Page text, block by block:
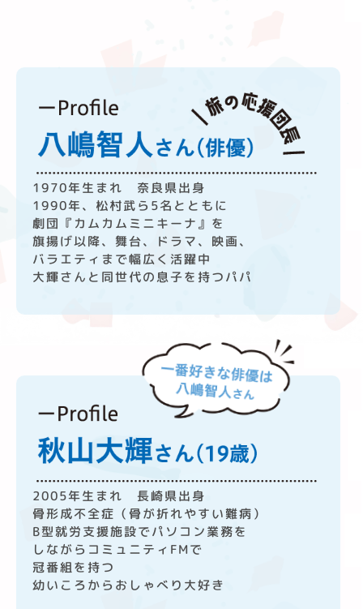
1970年生まれ 奈良県出身
1990年、松村武ら5名とともに
劇団『カムカムミニキーナ』を
旗揚げ以降、 舞台、ドラマ、映画、
バラエティまで幅広く活躍中
大輝さんと同世代の息子を持つパパ
2005年生まれ 長崎県出身
骨形成不全症（骨が折れやすい難病）
B型就労支援施設でパソコン業務を
しながら コミュニティFMで
冠番組を持つ
幼いころからおしゃべり大好き